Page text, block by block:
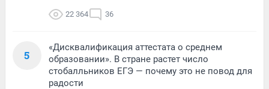
22 364 36
5
«Дисквалификация аттестата о среднем
образовании». В стране растет число
стобалльников ЕГЭ — почему это не повод для
радости